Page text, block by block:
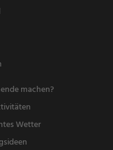
machen?
Wetter